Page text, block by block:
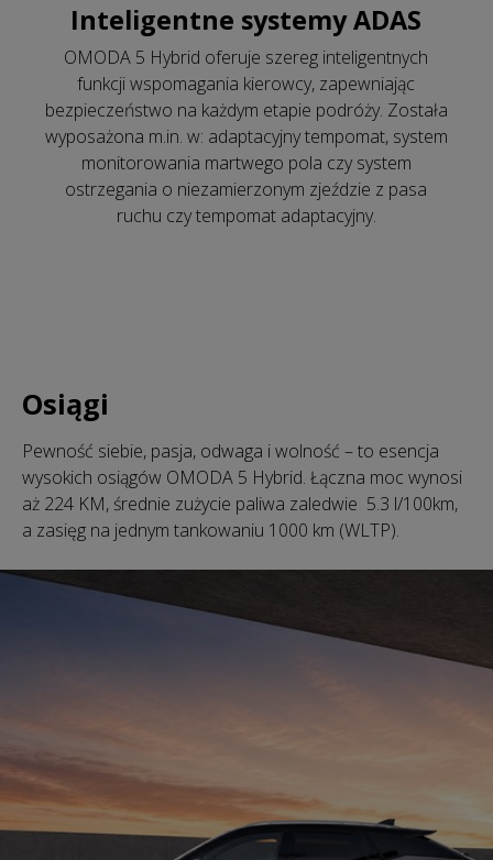
Inteligentne systemy ADAS
OMODA 5 Hybrid oferuje szereg inteligentnych
funkcji wspomagania kierowcy, zapewniając
bezpieczeństwo na każdym etapie podróży. Została
wyposażona m.in. w: adaptacyjny tempomat, system
monitorowania martwego pola czy system
ostrzegania o niezamierzonym zjeździe z pasa
ruchu czy tempomat adaptacyjny.
Osiągi
Pewność siebie, pasja, odwaga i wolność – to esencja
wysokich osiągów OMODA 5 Hybrid. Łączna moc wynosi
aż 224 KM, średnie zużycie paliwa zaledwie 5.3 l/100km,
a zasięg na jednym tankowaniu 1000 km (WLTP).